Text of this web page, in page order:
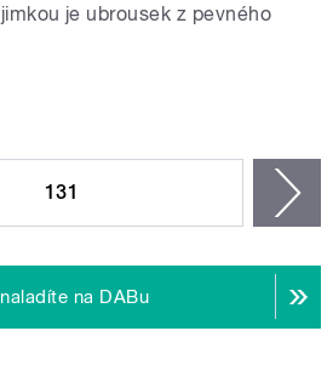
je ubrousek z pevného
131
na DABu